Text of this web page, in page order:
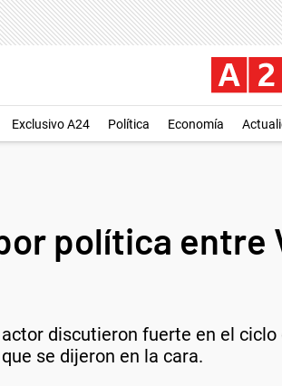
Exclusivo A24 Política Economía
política entre
discutieron fuerte en el
se dijeron en la cara.